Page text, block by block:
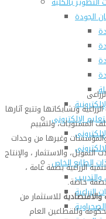
الجودة
الإلكترونى
الطابع الخاص
والتدريب
الزراعية
وتشابكاتها وتتبع آثارها
المستويات، ولتقييم
وغيرها من وحدات
والاستثمار ، والإنتاج
الزراعية بصفة عامة ،
خاصة.
والاقتصادية للاستثمار من
وللقطاعين العام